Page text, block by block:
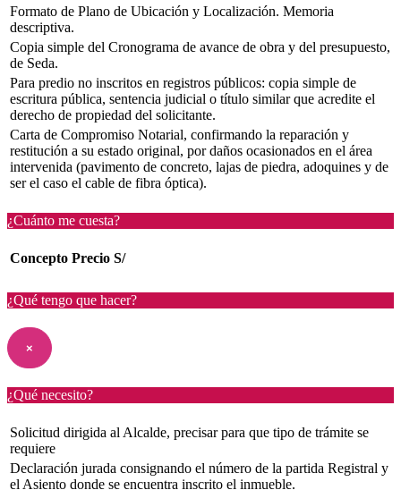
Formato de Plano de Ubicación y Localización. Memoria
descriptiva.
Copia simple del Cronograma de avance de obra y del presupuesto,
de Seda.
Para predio no inscritos en registros públicos: copia simple de
escritura pública, sentencia judicial o título similar que acredite el
derecho de propiedad del solicitante.
Carta de Compromiso Notarial, confirmando la reparación y
restitución a su estado original, por daños ocasionados en el área
intervenida (pavimento de concreto, lajas de piedra, adoquines y de
ser el caso el cable de fibra óptica).
¿Cuánto me cuesta?
Concepto Precio S/
¿Qué tengo que hacer?
×
¿Qué necesito?
Solicitud dirigida al Alcalde, precisar para que tipo de trámite se
requiere
Declaración jurada consignando el número de la partida Registral y
el Asiento donde se encuentra inscrito el inmueble.